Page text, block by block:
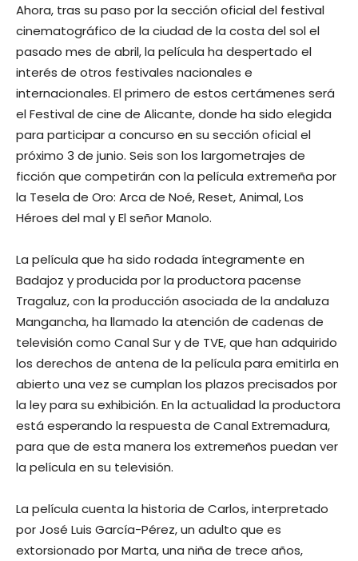
Ahora, tras su paso por la sección oficial del festival
cinematográfico de la ciudad de la costa del sol el
pasado mes de abril, la película ha despertado el
interés de otros festivales nacionales e
internacionales. El primero de estos certámenes será
el Festival de cine de Alicante, donde ha sido elegida
para participar a concurso en su sección oficial el
próximo 3 de junio. Seis son los largometrajes de
ficción que competirán con la película extremeña por
la Tesela de Oro: Arca de Noé, Reset, Animal, Los
Héroes del mal y El señor Manolo.
La película que ha sido rodada íntegramente en
Badajoz y producida por la productora pacense
Tragaluz, con la producción asociada de la andaluza
Mangancha, ha llamado la atención de cadenas de
televisión como Canal Sur y de TVE, que han adquirido
los derechos de antena de la película para emitirla en
abierto una vez se cumplan los plazos precisados por
la ley para su exhibición. En la actualidad la productora
está esperando la respuesta de Canal Extremadura,
para que de esta manera los extremeños puedan ver
la película en su televisión.
La película cuenta la historia de Carlos, interpretado
por José Luis García-Pérez, un adulto que es
extorsionado por Marta, una niña de trece años,